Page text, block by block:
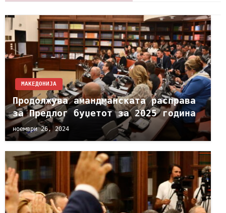
МАКЕДОНИЈА
Продолжува амандманската расправа
за Предлог буџетот за 2025 година
ноември 26, 2024